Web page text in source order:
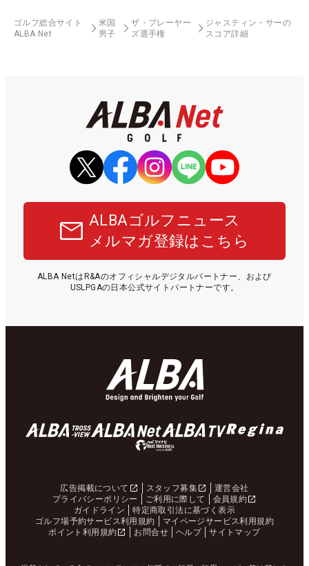
ゴルフ総合サイト
ALBA Net
米国
男子
ザ・プレーヤー
ズ選手権
ジャスティン・サーの
スコア詳細
ALBAゴルフニュース
メルマガ登録はこちら
ALBA NetはR&Aのオフィシャルデジタルパートナー、および
USLPGAの日本公式サイトパートナーです。
広告掲載について スタッフ募集
運営会社
プライバシーポリシー
ご利用に際して
会員規約
ガイドライン
特定商取引法に基づく表示
ゴルフ場予約サービス利用規約
マイページサービス利用規約
ポイント利用規約
お問合せ ヘルプ サイトマップ